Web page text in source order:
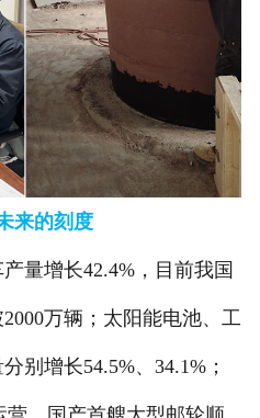
来的刻度
增长42.4%，目前我国
万辆；太阳能电池、工
别增长54.5%、34.1%；